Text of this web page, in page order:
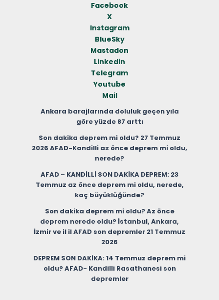
Facebook
X
Instagram
BlueSky
Mastadon
Linkedin
Telegram
Youtube
Mail
Ankara barajlarında doluluk geçen yıla
göre yüzde 87 arttı
Son dakika deprem mi oldu? 27 Temmuz
2026 AFAD-Kandilli az önce deprem mi oldu,
nerede?
AFAD – KANDİLLİ SON DAKİKA DEPREM: 23
Temmuz az önce deprem mi oldu, nerede,
kaç büyüklüğünde?
Son dakika deprem mi oldu? Az önce
deprem nerede oldu? İstanbul, Ankara,
İzmir ve il il AFAD son depremler 21 Temmuz
2026
DEPREM SON DAKİKA: 14 Temmuz deprem mi
oldu? AFAD- Kandilli Rasathanesi son
depremler